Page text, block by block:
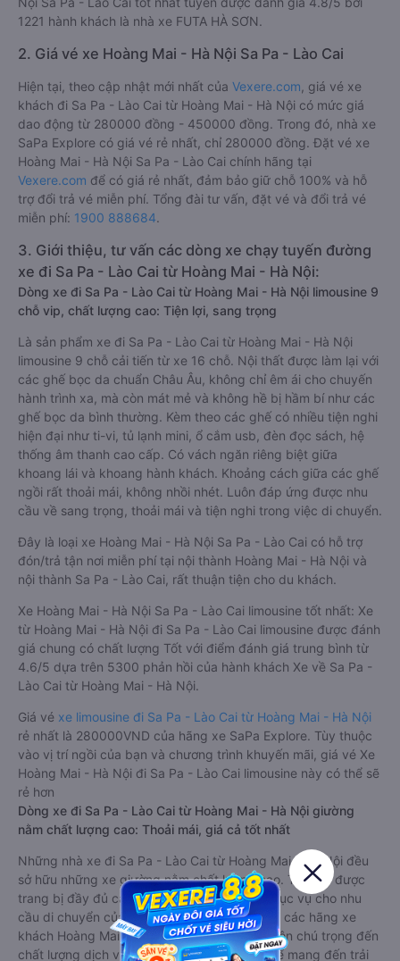
1221 hành khách là nhà xe FUTA HÀ SƠN.
2. Giá vé xe Hoàng Mai - Hà Nội Sa Pa - Lào Cai
Hiện tại, theo cập nhật mới nhất của Vexere.com , giá vé xe
khách đi Sa Pa - Lào Cai từ Hoàng Mai - Hà Nội có mức giá
dao động từ 280000 đồng - 450000 đồng. Trong đó, nhà xe
SaPa Explore có giá vé rẻ nhất, chỉ 280000 đồng. Đặt vé xe
Hoàng Mai - Hà Nội Sa Pa - Lào Cai chính hãng tại
Vexere.com để có giá rẻ nhất, đảm bảo giữ chỗ 100% và hỗ
trợ đổi trả vé miễn phí. Tổng đài tư vấn, đặt vé và đổi trả vé
miễn phí: 1900 888684.
3. Giới thiệu, tư vấn các dòng xe chạy tuyến đường
xe đi Sa Pa - Lào Cai từ Hoàng Mai - Hà Nội:
Dòng xe đi Sa Pa - Lào Cai từ Hoàng Mai - Hà Nội limousine 9
chỗ vip, chất lượng cao: Tiện lợi, sang trọng
Là sản phẩm xe đi Sa Pa - Lào Cai từ Hoàng Mai - Hà Nội
limousine 9 chỗ cải tiến từ xe 16 chỗ. Nội thất được làm lại với
các ghế bọc da chuẩn Châu Âu, không chỉ êm ái cho chuyến
hành trình xa, mà còn mát mẻ và không hề bị hầm bí như các
ghế bọc da bình thường. Kèm theo các ghế có nhiều tiện nghi
hiện đại như ti-vi, tủ lạnh mini, ổ cắm usb, đèn đọc sách, hệ
thống âm thanh cao cấp. Có vách ngăn riêng biệt giữa
khoang lái và khoang hành khách. Khoảng cách giữa các ghế
ngồi rất thoải mái, không nhồi nhét. Luôn đáp ứng được nhu
cầu về sang trọng, thoải mái và tiện nghi trong việc di chuyển.
Đây là loại xe Hoàng Mai - Hà Nội Sa Pa - Lào Cai có hỗ trợ
đón/trả tận nơi miễn phí tại nội thành Hoàng Mai - Hà Nội và
nội thành Sa Pa - Lào Cai, rất thuận tiện cho du khách.
Xe Hoàng Mai - Hà Nội Sa Pa - Lào Cai limousine tốt nhất: Xe
từ Hoàng Mai - Hà Nội đi Sa Pa - Lào Cai limousine được đánh
giá chung có chất lượng Tốt với điểm đánh giá trung bình từ
4.6/5 dựa trên 5300 phản hồi của hành khách Xe về Sa Pa -
Lào Cai từ Hoàng Mai - Hà Nội.
Giá vé xe limousine đi Sa Pa - Lào Cai từ Hoàng Mai - Hà Nội
rẻ nhất là 280000VND của hãng xe SaPa Explore. Tùy thuộc
vào vị trí ngồi của bạn và chương trình khuyến mãi, giá vé Xe
Hoàng Mai - Hà Nội đi Sa Pa - Lào Cai limousine này có thể sẽ
rẻ hơn
Dòng xe đi Sa Pa - Lào Cai từ Hoàng Mai - Hà Nội giường
nằm chất lượng cao: Thoải mái, giá cả tốt nhất
Những nhà xe đi Sa Pa - Lào Cai từ Hoàng Mai - Hà Nội đều
sở hữu những xe giường nằm chất lượng cao. Trên xe được
trang bị đầy đủ các trang thiết bị hiện đại phục vụ cho nhu
cầu di chuyển của hành khách. Bên cạnh đó, các hãng xe
khách Hoàng Mai - Hà Nội Sa Pa - Lào Cai luôn chú trọng đến
chất lượng dịch vụ, không ngừng cải thiện để mang đến trải